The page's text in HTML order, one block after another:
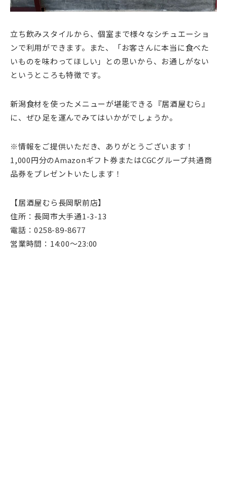
立ち飲みスタイルから、個室まで様々なシチュエーショ
ンで利用ができます。また、「お客さんに本当に食べた
いものを味わってほしい」との思いから、お通しがない
というところも特徴です。
新潟食材を使ったメニューが堪能できる『居酒屋むら』
に、ぜひ足を運んでみてはいかがでしょうか。
※情報をご提供いただき、ありがとうございます！
1,000円分のAmazonギフト券またはCGCグループ共通商
品券をプレゼントいたします！
【居酒屋むら長岡駅前店】
住所：長岡市大手通1-3-13
電話：0258-89-8677
営業時間：14:00〜23:00